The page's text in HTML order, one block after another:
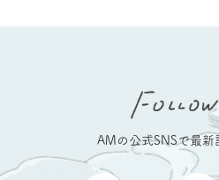
AMの公式SNSで最新